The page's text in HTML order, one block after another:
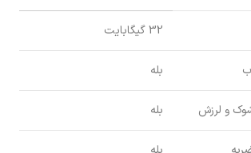
32 گیگابایت
بله
و لرزش بله